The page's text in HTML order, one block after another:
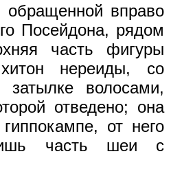
вправо
Посейдона, рядом
часть фигуры
нереиды, со
волосами,
отведено; она
от него
часть шеи с